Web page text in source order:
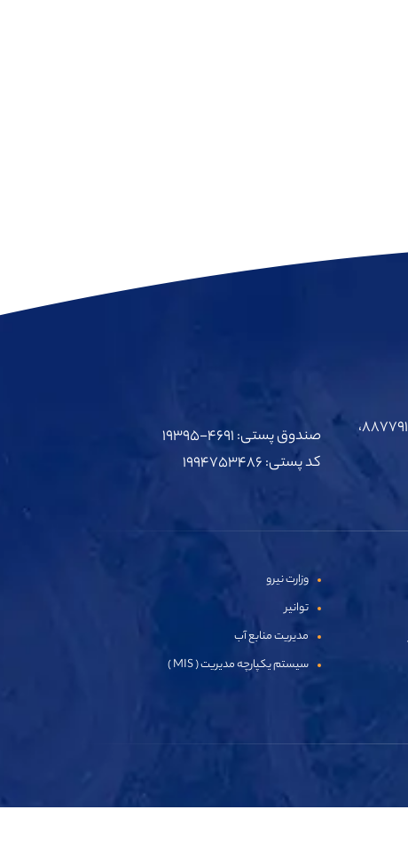
۸۸۷۷۶۶۴۷، ۴-۸۸۷۷۶۶۸۲، ۸۸۷۷۹۱۱۹،
صندوق پستی: ۴۶۹۱-۱۹۳۹۵
کد پستی: ۱۹۹۴۷۵۳۴۸۶
وزارت نیرو
توانیر
مدیریت منابع آب
سیستم یکپارچه مدیریت ( MIS )